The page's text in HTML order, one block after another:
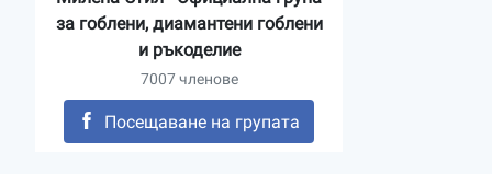
за гоблени, диамантени гоблени
и ръкоделие
7007 членове
Посещаване на групата